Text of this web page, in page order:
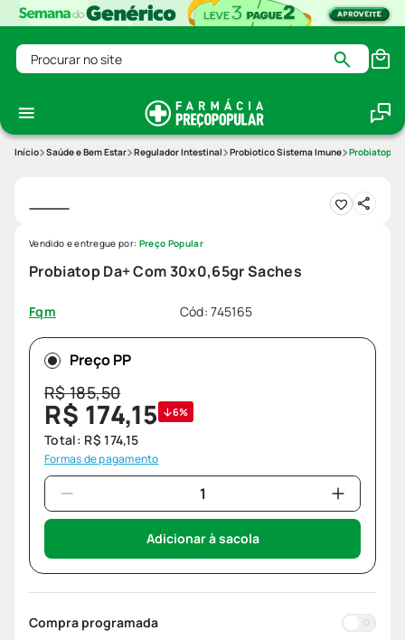
Procurar no site
Saúde e Bem Estar Regulador Intestinal Probiotico Sistema Imune Probiatop
Probiatop Da+ Com 30x0,65gr Saches
Fqm Cód:745165
Vendido e entregue por: Preço Popular
Preço PP
R$185,50
R$ 174,15 6%
Total: R$ 174,15
Formas de pagamento
Adicionar à sacola
Compra programada